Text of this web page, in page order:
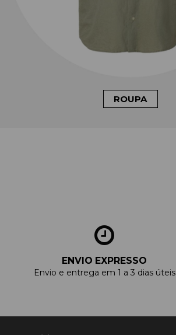
ROUPA
ENVIO EXPRESSO
Envio e entrega em 1 a 3 dias úteis